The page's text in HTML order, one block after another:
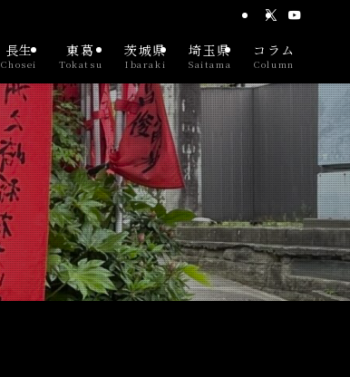
長生
Chosei
東葛
Tokatsu
茨城県
Ibaraki
埼玉県
Saitama
コラム
Column